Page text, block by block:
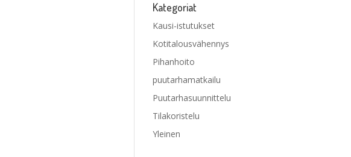
Kategoriat
Kausi-istutukset
Kotitalousvähennys
Pihanhoito
puutarhamatkailu
Puutarhasuunnittelu
Tilakoristelu
Yleinen